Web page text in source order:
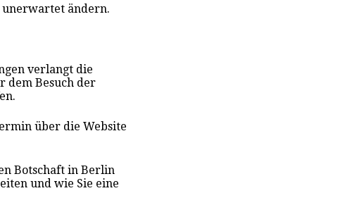
unerwartet ändern.
verlangt die
dem Besuch der
über die Website
Botschaft in Berlin
und wie Sie eine